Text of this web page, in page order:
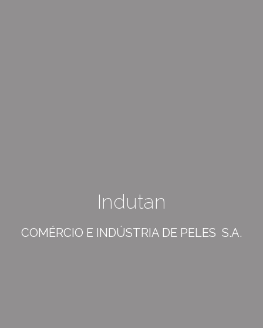
Indutan
COMÉRCIO E INDÚSTRIA DE PELES S.A.